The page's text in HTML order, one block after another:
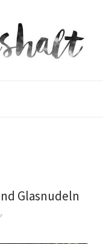
Glasnudeln